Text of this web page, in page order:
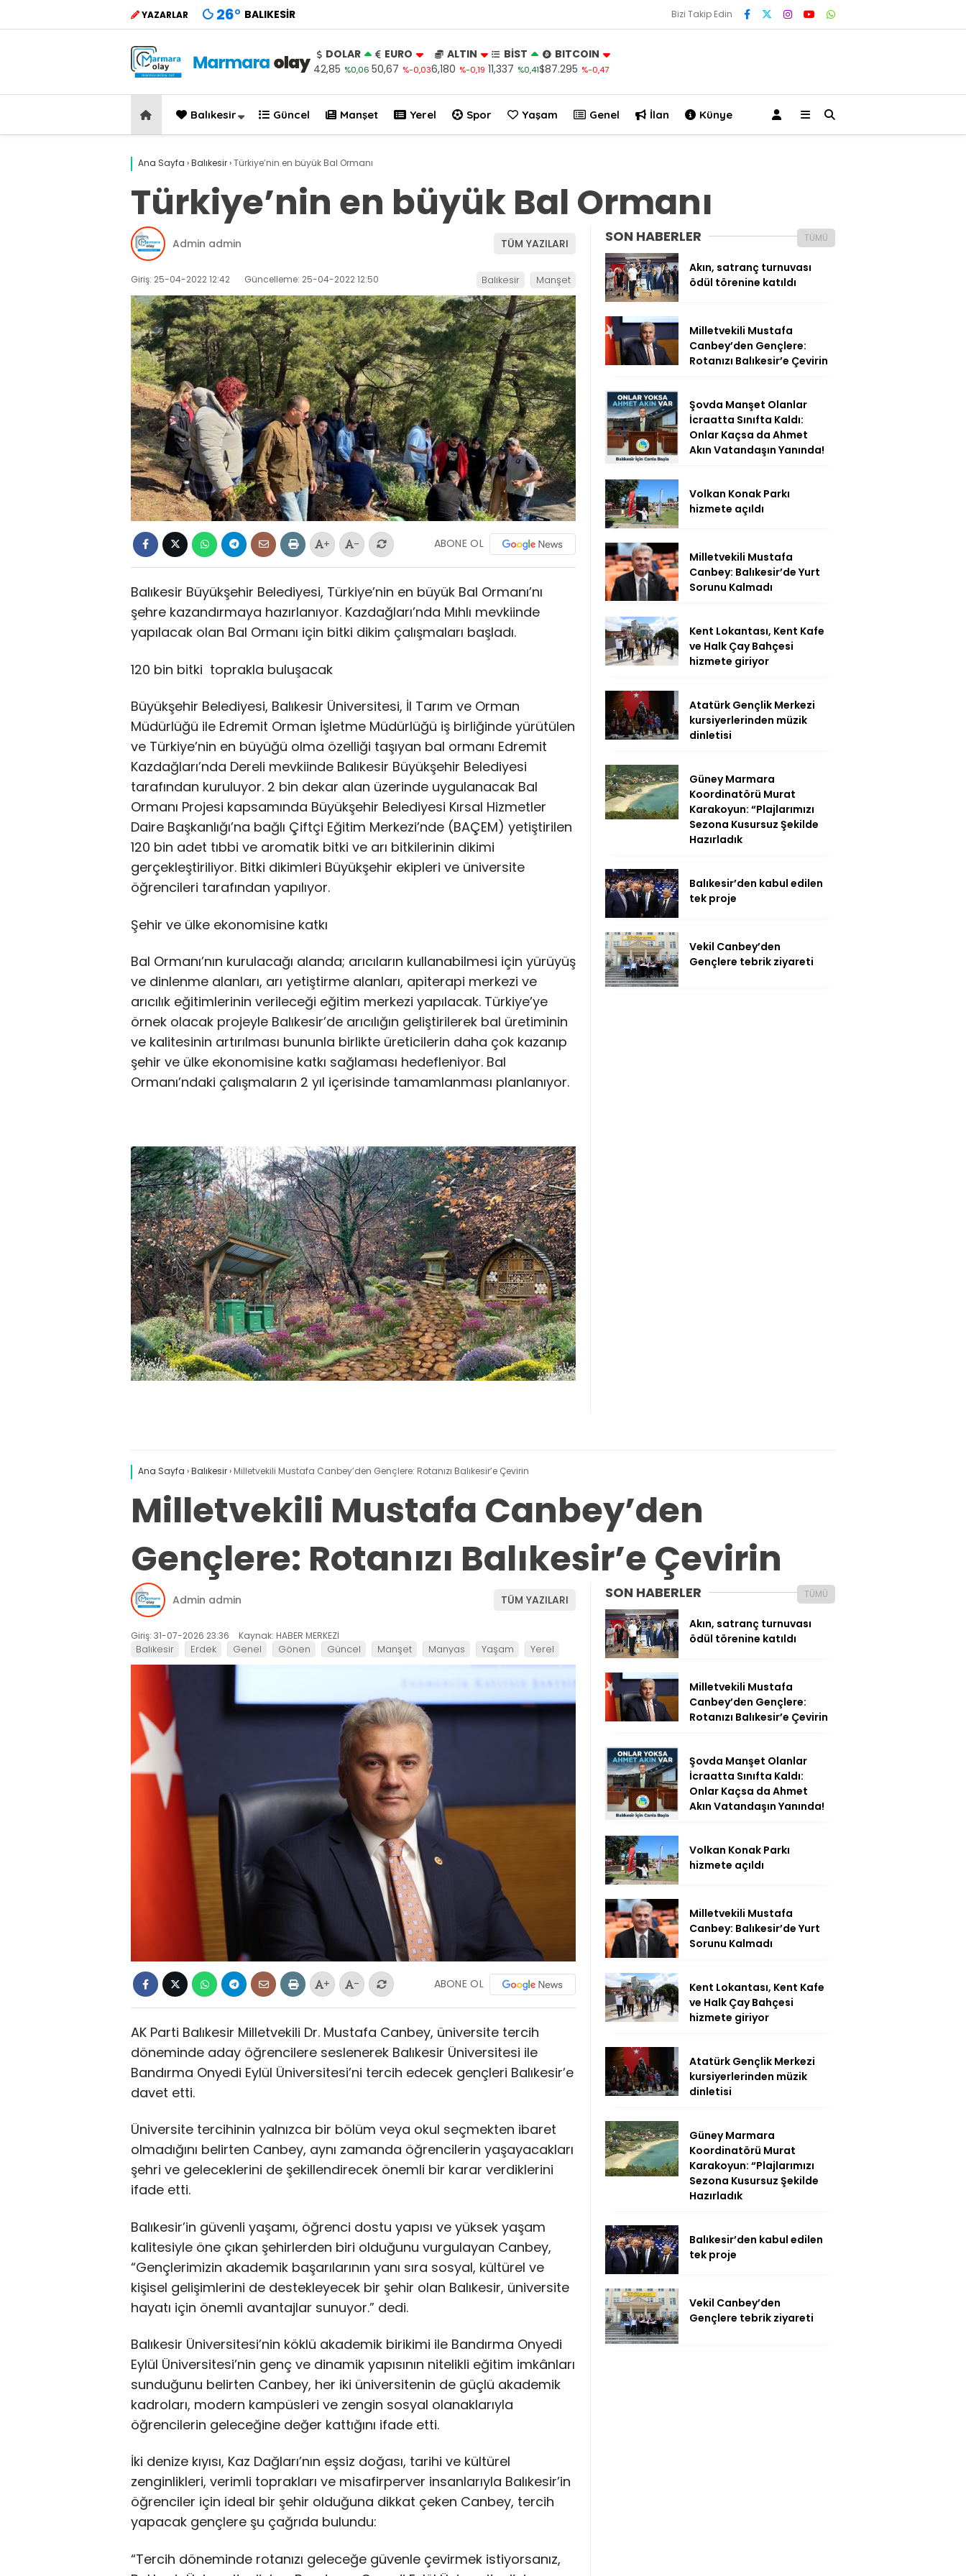
YAZARLAR 26° BALIKESIR Bizi Takip Edin
DOLAR
42,85 %0,06
EURO
50,67 %-0,03
ALTIN
6,180 %-0,19
BİST
11,337 %0,41
BITCOIN
$87.295 %-0,47
Balıkesir Güncel Manşet Yerel Spor Yaşam Genel İlan Künye
Ana Sayfa ›Balıkesir›Türkiye’nin en büyük Bal Ormanı
Türkiye’nin en büyük Bal Ormanı
Admin admin TÜM YAZILARI
Giriş: 25-04-2022 12:42 Güncelleme: 25-04-2022 12:50 Balıkesir Manşet
+ - ABONE OL
Balıkesir Büyükşehir Belediyesi, Türkiye’nin en büyük Bal Ormanı’nı
şehre kazandırmaya hazırlanıyor. Kazdağları’nda Mıhlı mevkiinde
yapılacak olan Bal Ormanı için bitki dikim çalışmaları başladı.
120 bin bitki toprakla buluşacak
Büyükşehir Belediyesi, Balıkesir Üniversitesi, İl Tarım ve Orman
Müdürlüğü ile Edremit Orman İşletme Müdürlüğü iş birliğinde yürütülen
ve Türkiye’nin en büyüğü olma özelliği taşıyan bal ormanı Edremit
Kazdağları’nda Dereli mevkiinde Balıkesir Büyükşehir Belediyesi
tarafından kuruluyor. 2 bin dekar alan üzerinde uygulanacak Bal
Ormanı Projesi kapsamında Büyükşehir Belediyesi Kırsal Hizmetler
Daire Başkanlığı’na bağlı Çiftçi Eğitim Merkezi’nde (BAÇEM) yetiştirilen
120 bin adet tıbbi ve aromatik bitki ve arı bitkilerinin dikimi
gerçekleştiriliyor. Bitki dikimleri Büyükşehir ekipleri ve üniversite
öğrencileri tarafından yapılıyor.
Şehir ve ülke ekonomisine katkı
Bal Ormanı’nın kurulacağı alanda; arıcıların kullanabilmesi için yürüyüş
ve dinlenme alanları, arı yetiştirme alanları, apiterapi merkezi ve
arıcılık eğitimlerinin verileceği eğitim merkezi yapılacak. Türkiye’ye
örnek olacak projeyle Balıkesir’de arıcılığın geliştirilerek bal üretiminin
ve kalitesinin artırılması bununla birlikte üreticilerin daha çok kazanıp
şehir ve ülke ekonomisine katkı sağlaması hedefleniyor. Bal
Ormanı’ndaki çalışmaların 2 yıl içerisinde tamamlanması planlanıyor.
SON HABERLER TÜMÜ
Akın, satranç turnuvası
ödül törenine katıldı
Milletvekili Mustafa
Canbey’den Gençlere:
Rotanızı Balıkesir’e Çevirin
Şovda Manşet Olanlar
İcraatta Sınıfta Kaldı:
Onlar Kaçsa da Ahmet
Akın Vatandaşın Yanında!
Volkan Konak Parkı
hizmete açıldı
Milletvekili Mustafa
Canbey: Balıkesir’de Yurt
Sorunu Kalmadı
Kent Lokantası, Kent Kafe
ve Halk Çay Bahçesi
hizmete giriyor
Atatürk Gençlik Merkezi
kursiyerlerinden müzik
dinletisi
Güney Marmara
Koordinatörü Murat
Karakoyun: “Plajlarımızı
Sezona Kusursuz Şekilde
Hazırladık
Balıkesir’den kabul edilen
tek proje
Vekil Canbey’den
Gençlere tebrik ziyareti
Ana Sayfa ›Balıkesir› Milletvekili Mustafa Canbey’den Gençlere: Rotanızı Balıkesir’e Çevirin
Milletvekili Mustafa Canbey’den
Gençlere: Rotanızı Balıkesir’e Çevirin
Admin admin TÜM YAZILARI
Giriş: 31-07-2026 23:36 Kaynak: HABER MERKEZİ
Balıkesir Erdek Genel Gönen Güncel Manşet Manyas Yaşam Yerel
+ - ABONE OL
AK Parti Balıkesir Milletvekili Dr. Mustafa Canbey, üniversite tercih
döneminde aday öğrencilere seslenerek Balıkesir Üniversitesi ile
Bandırma Onyedi Eylül Üniversitesi’ni tercih edecek gençleri Balıkesir’e
davet etti.
Üniversite tercihinin yalnızca bir bölüm veya okul seçmekten ibaret
olmadığını belirten Canbey, aynı zamanda öğrencilerin yaşayacakları
şehri ve geleceklerini de şekillendirecek önemli bir karar verdiklerini
ifade etti.
Balıkesir’in güvenli yaşamı, öğrenci dostu yapısı ve yüksek yaşam
kalitesiyle öne çıkan şehirlerden biri olduğunu vurgulayan Canbey,
“Gençlerimizin akademik başarılarının yanı sıra sosyal, kültürel ve
kişisel gelişimlerini de destekleyecek bir şehir olan Balıkesir, üniversite
hayatı için önemli avantajlar sunuyor.” dedi.
Balıkesir Üniversitesi’nin köklü akademik birikimi ile Bandırma Onyedi
Eylül Üniversitesi’nin genç ve dinamik yapısının nitelikli eğitim imkânları
sunduğunu belirten Canbey, her iki üniversitenin de güçlü akademik
kadroları, modern kampüsleri ve zengin sosyal olanaklarıyla
öğrencilerin geleceğine değer kattığını ifade etti.
İki denize kıyısı, Kaz Dağları’nın eşsiz doğası, tarihi ve kültürel
zenginlikleri, verimli toprakları ve misafirperver insanlarıyla Balıkesir’in
öğrenciler için ideal bir şehir olduğuna dikkat çeken Canbey, tercih
yapacak gençlere şu çağrıda bulundu:
“Tercih döneminde rotanızı geleceğe güvenle çevirmek istiyorsanız,
SON HABERLER TÜMÜ
Akın, satranç turnuvası
ödül törenine katıldı
Milletvekili Mustafa
Canbey’den Gençlere:
Rotanızı Balıkesir’e Çevirin
Şovda Manşet Olanlar
İcraatta Sınıfta Kaldı:
Onlar Kaçsa da Ahmet
Akın Vatandaşın Yanında!
Volkan Konak Parkı
hizmete açıldı
Milletvekili Mustafa
Canbey: Balıkesir’de Yurt
Sorunu Kalmadı
Kent Lokantası, Kent Kafe
ve Halk Çay Bahçesi
hizmete giriyor
Atatürk Gençlik Merkezi
kursiyerlerinden müzik
dinletisi
Güney Marmara
Koordinatörü Murat
Karakoyun: “Plajlarımızı
Sezona Kusursuz Şekilde
Hazırladık
Balıkesir’den kabul edilen
tek proje
Vekil Canbey’den
Gençlere tebrik ziyareti